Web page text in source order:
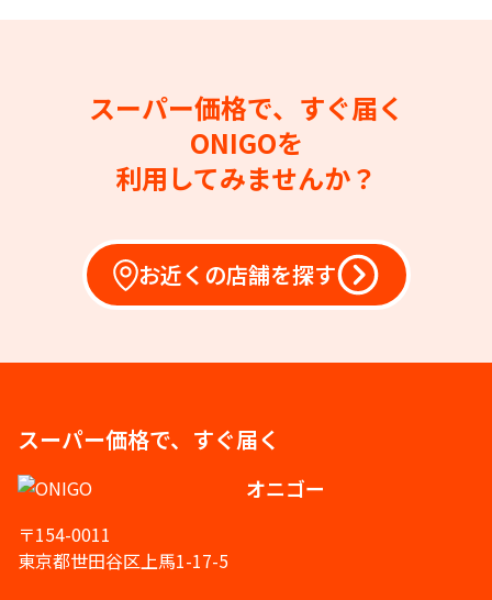
スーパー価格で、すぐ届く
ONIGOを
利用してみませんか？
お近くの店舗を探す
スーパー価格で、すぐ届く
オニゴー
〒154-0011
東京都世田谷区上馬1-17-5